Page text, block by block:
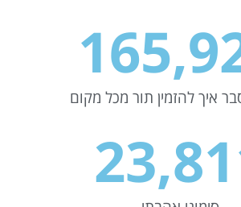
איך להזמין תור מכל מקום